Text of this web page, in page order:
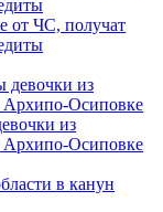
от ЧС, получат
из
Архипо-Осиповке